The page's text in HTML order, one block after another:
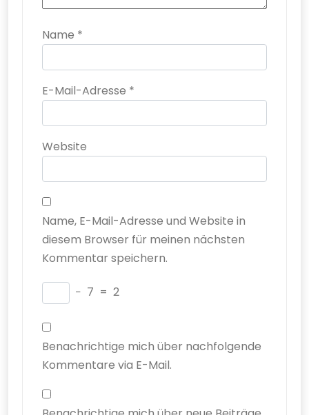
Name *
E-Mail-Adresse *
Website
Name, E-Mail-Adresse und Website in
diesem Browser für meinen nächsten
Kommentar speichern.
− 7 = 2
Benachrichtige mich über nachfolgende
Kommentare via E-Mail.